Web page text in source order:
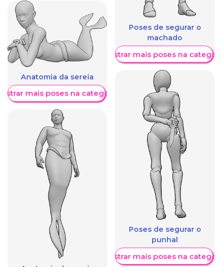
Anatomia da sereia
mais poses na categoria
Poses de segurar o
machado
Mostrar mais poses na
Poses de segurar o
punhal
Mostrar mais poses na